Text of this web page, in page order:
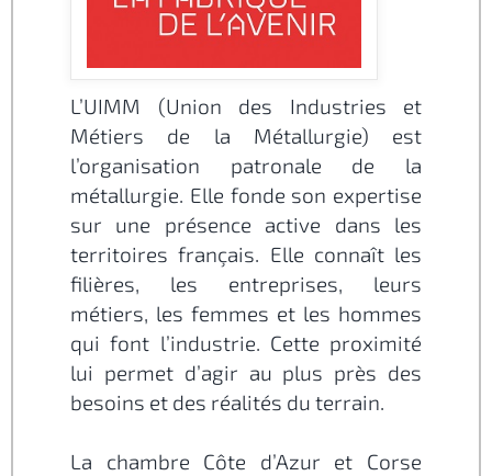
L’UIMM (Union des Industries et
Métiers de la Métallurgie) est
l’organisation patronale de la
métallurgie. Elle fonde son expertise
sur une présence active dans les
territoires français. Elle connaît les
filières, les entreprises, leurs
métiers, les femmes et les hommes
qui font l’industrie. Cette proximité
lui permet d’agir au plus près des
besoins et des réalités du terrain.
La chambre Côte d’Azur et Corse